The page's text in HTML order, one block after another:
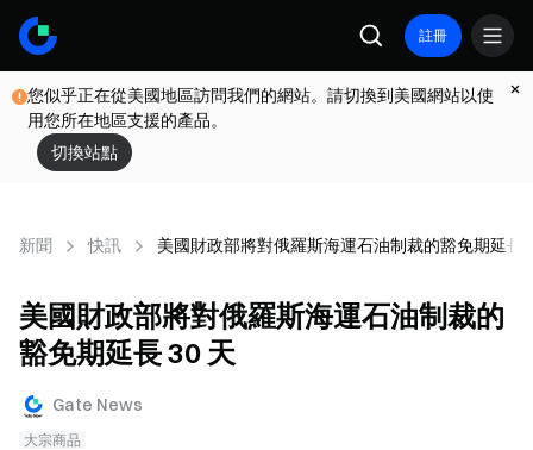
註冊
您似乎正在從美國地區訪問我們的網站。請切換到美國網站以使
用您所在地區支援的產品。
切換站點
新聞 快訊 美國財政部將對俄羅斯海運石油制裁的豁免期延長
美國財政部將對俄羅斯海運石油制裁的
豁免期延長 30 天
Gate News
大宗商品